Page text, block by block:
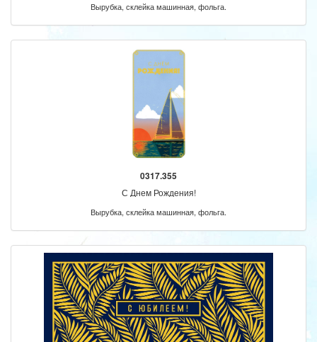
Вырубка, склейка машинная, фольга.
0317.355
С Днем Рождения!
Вырубка, склейка машинная, фольга.